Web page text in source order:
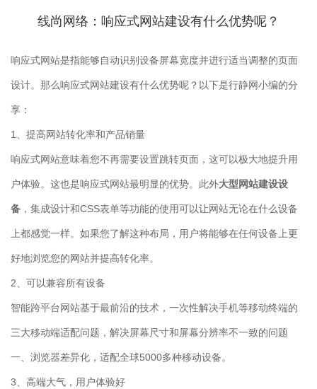
线尚网络：响应式网站建设有什么优势呢？
响应式网站是指能够自动识别设备屏幕宽度并进行适当调整的页面
设计。那么响应式网站建设有什么优势呢？以下是行静网小编的分
享：
1、提高网站转化率和产品销量
响应式网站意味着您不再需要设置跳转页面，这可以极大地提升用
户体验。这也是响应式网站最明显的优势。此外大型网站建设设
备 ，集成设计和CSS表单等功能的使用可以让网站无论在什么设备
上都感觉一样。如果您了解这种布局，用户将能够在任何设备上更
好地浏览您的网站并提高转化率。
2、可以兼容所有设备
智能跨平台网站基于最前沿的技术，一次性解决手机等移动终端的
三大移动端适配问题，解决屏幕尺寸和屏幕分辨率不一致的问题
一、浏览器差异化，适配全球5000多种移动设备。
3、高端大气，用户体验好